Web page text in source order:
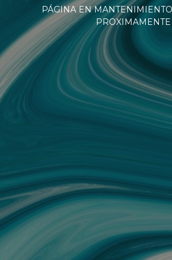
PÁGINA EN
PROXIMAMENTE